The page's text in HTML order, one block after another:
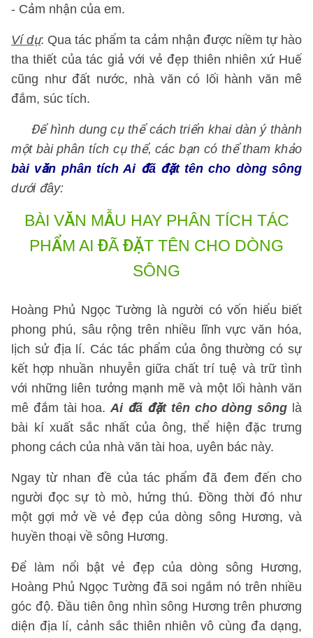
- Cảm nhận của em.
Ví dụ: Qua tác phẩm ta cảm nhận được niềm tự hào
tha thiết của tác giả với vẻ đẹp thiên nhiên xứ Huế
cũng như đất nước, nhà văn có lối hành văn mê
đắm, súc tích.
Để hình dung cụ thể cách triển khai dàn ý thành
một bài phân tích cụ thể, các bạn có thể tham khảo
bài văn phân tích Ai đã đặt tên cho dòng sông
dưới đây:
BÀI VĂN MẪU HAYPHÂN TÍCH TÁC
PHẨM AI ĐÃ ĐẶT TÊN CHO DÒNG
SÔNG
Hoàng Phủ Ngọc Tường là người có vốn hiểu biết
phong phú, sâu rộng trên nhiều lĩnh vực văn hóa,
lịch sử địa lí. Các tác phẩm của ông thường có sự
kết hợp nhuần nhuyễn giữa chất trí tuệ và trữ tình
với những liên tưởng mạnh mẽ và một lối hành văn
mê đắm tài hoa.Ai đã đặt tên cho dòng sông là
bài kí xuất sắc nhất của ông, thể hiện đặc trưng
phong cách của nhà văn tài hoa, uyên bác này.
Ngay từ nhan đề của tác phẩm đã đem đến cho
người đọc sự tò mò, hứng thú. Đồng thời đó như
một gợi mở về vẻ đẹp của dòng sông Hương, và
huyền thoại về sông Hương.
Để làm nổi bật vẻ đẹp của dòng sông Hương,
Hoàng Phủ Ngọc Tường đã soi ngắm nó trên nhiều
góc độ. Đầu tiên ông nhìn sông Hương trên phương
diện địa lí, cảnh sắc thiên nhiên vô cùng đa dạng,